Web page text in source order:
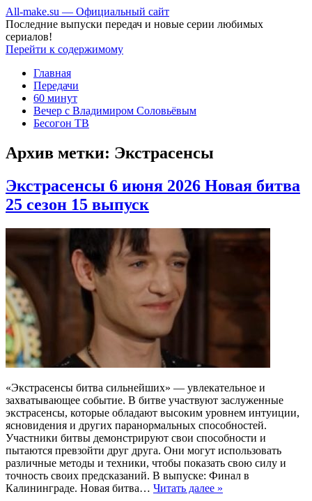
All-make.su — Официальный сайт
Последние выпуски передач и новые серии любимых
сериалов!
Перейти к содержимому
Главная
Передачи
60 минут
Вечер с Владимиром Соловьёвым
Бесогон ТВ
Архив метки: Экстрасенсы
Экстрасенсы 6 июня 2026 Новая битва
25 сезон 15 выпуск
«Экстрасенсы битва сильнейших» — увлекательное и
захватывающее событие. В битве участвуют заслуженные
экстрасенсы, которые обладают высоким уровнем интуиции,
ясновидения и других паранормальных способностей.
Участники битвы демонстрируют свои способности и
пытаются превзойти друг друга. Они могут использовать
различные методы и техники, чтобы показать свою силу и
точность своих предсказаний. В выпуске: Финал в
Калининграде. Новая битва… Читать далее »